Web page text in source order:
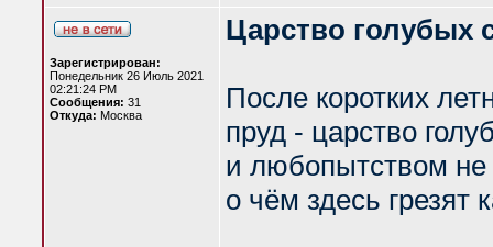
Зарегистрирован:
Понедельник 26 Июль 2021
02:21:24 PM
Сообщения: 31
Откуда: Москва
Царство голубых
После коротких
пруд - царство
и любопытством
о чём здесь грезят